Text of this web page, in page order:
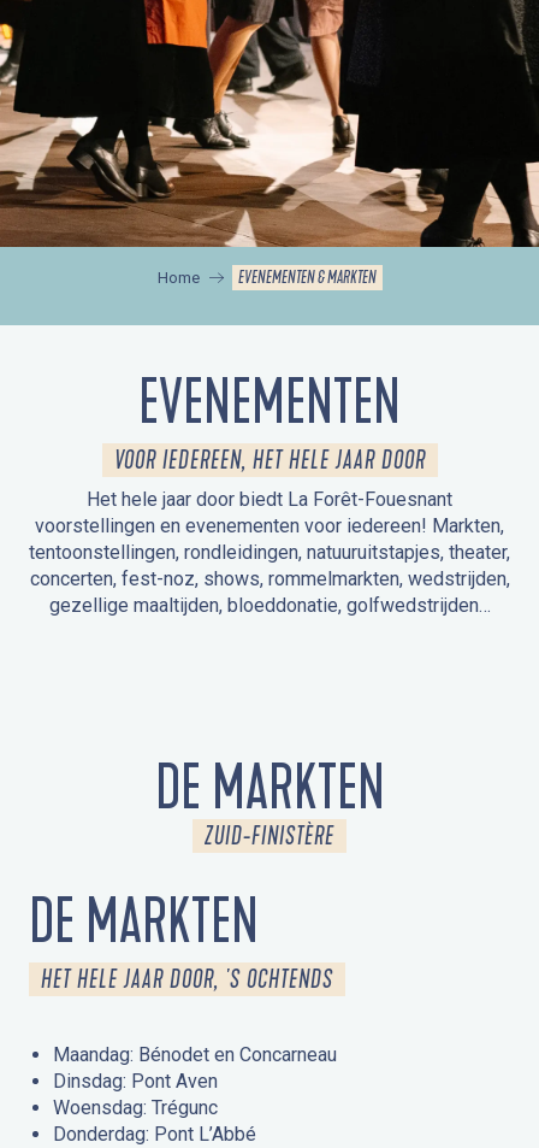
Home EVENEMENTEN & MARKTEN
EVENEMENTEN
VOOR IEDEREEN, HET HELE JAAR DOOR
Het hele jaar door biedt La Forêt-Fouesnant
voorstellingen en evenementen voor iedereen! Markten,
tentoonstellingen, rondleidingen, natuuruitstapjes, theater,
concerten, fest-noz, shows, rommelmarkten, wedstrijden,
gezellige maaltijden, bloeddonatie, golfwedstrijden…
DE MARKTEN
ZUID-FINISTÈRE
DE MARKTEN
HET HELE JAAR DOOR, 'S OCHTENDS
Maandag: Bénodet en Concarneau
Dinsdag: Pont Aven
Woensdag: Trégunc
Donderdag: Pont L’Abbé